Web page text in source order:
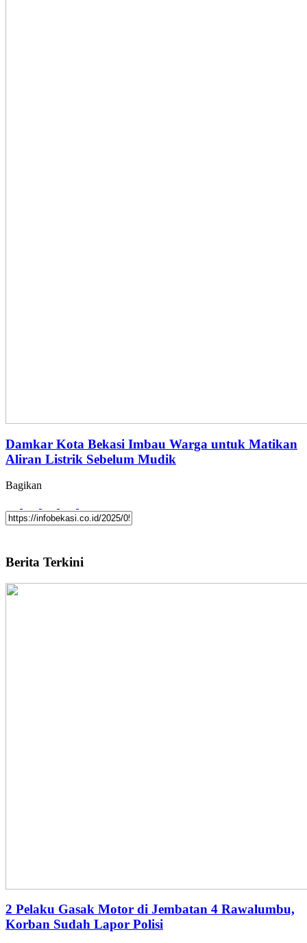
Damkar Kota Bekasi Imbau Warga untuk Matikan
Aliran Listrik Sebelum Mudik
Bagikan
Berita Terkini
2 Pelaku Gasak Motor di Jembatan 4 Rawalumbu,
Korban Sudah Lapor Polisi